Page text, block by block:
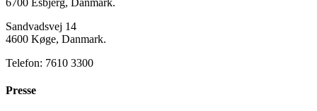
Sandvadsvej 14
4600 Køge, Danmark.
Telefon: 7610 3300
Presse